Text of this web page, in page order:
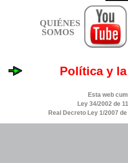
QUIÉNES
SOMOS
Política y
Esta web
Ley 34/2002 de
Real Decreto Ley 1/2007